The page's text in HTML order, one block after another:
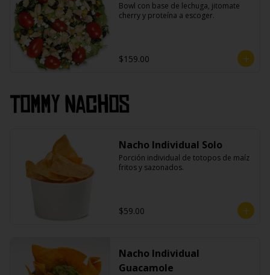
Bowl con base de lechuga, jitomate
cherry y proteína a escoger.
$159.00
Tommy Nachos
Nacho Individual Solo
Porción individual de totopos de maíz
fritos y sazonados.
$59.00
Nacho Individual
Guacamole